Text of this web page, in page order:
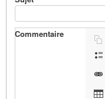
Commentaire